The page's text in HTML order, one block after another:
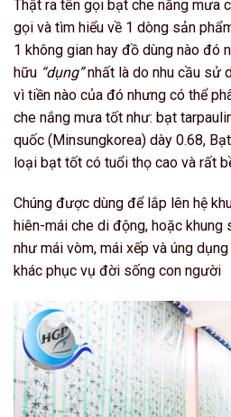
Thật ra tên gọi bạt che nắng mưa
gọi và tìm hiểu về 1 dòng sản
1 không gian hay đồ dùng nào đó
hữu “dụng”nhất là do nhu cầu sử
vì tiền nào của đó nhưng có thể
che nắng mưa tốt như: bạt
quốc (Minsungkorea) dày 0.68,
loại bạt tốt có tuổi thọ cao và rất
Chúng được dùng để lắp lên hệ
hiên-mái che di động, hoặc
như mái vòm, mái xếp và úng
khác phục vụ đời sống con người